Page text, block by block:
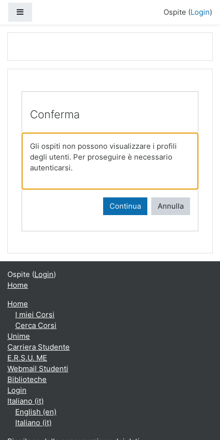
Ospite (Login)
Conferma
Gli ospiti non possono visualizzare i profili
degli utenti. Per proseguire è necessario
autenticarsi.
Continua Annulla
Ospite (Login)
Home
Home
I miei Corsi
Cerca Corsi
Unime
Carriera Studente
E.R.S.U. ME
Webmail Studenti
Biblioteche
Login
Italiano ‎(it)‎
English ‎(en)‎
Italiano ‎(it)‎